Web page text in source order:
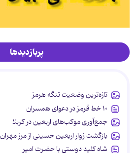
پربازدیدها
تازه‌ترین وضعیت تنگه هرمز
۱۰ خط قرمز در دعوای همسران
جمع‌آوری موکب‌های اربعین در کربلا
بازگشت زوار اربعین حسینی از مرز مهران
شاه کلید دوستی با حضرت امیر